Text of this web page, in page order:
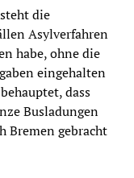
die
Asylverfahren
habe, ohne die
eingehalten
dass
Busladungen
Bremen gebracht